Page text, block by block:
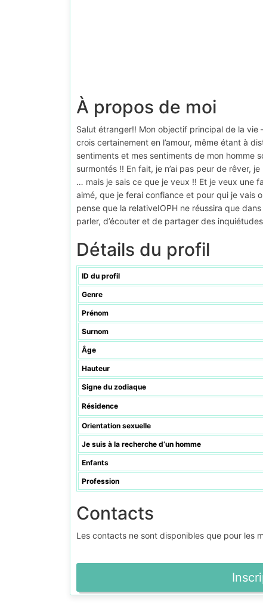
À propos de moi
Salut étranger!! Mon objectif principal de la vie
crois certainement en l’amour, même étant à
sentiments et mes sentiments de mon homme
surmontés !! En fait, je n’ai pas peur de rêver,
… mais je sais ce que je veux !! Et je veux une
aimé, que je ferai confiance et pour qui je vais
pense que la relativeIOPH ne réussira que
parler, d’écouter et de partager des
Détails du profil
ID du profil
Genre
Prénom
Surnom
Âge
Hauteur
Signe du zodiaque
Résidence
Orientation sexuelle
Je suis à la recherche d’un homme
Enfants
Profession
Contacts
Les contacts ne sont disponibles que pour les